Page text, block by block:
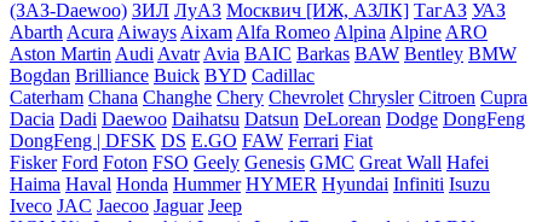
(ЗАЗ-Daewoo) ЗИЛ ЛуАЗ Москвич [ИЖ, АЗЛК] ТагАЗ УАЗ
Abarth Acura Aiways Aixam Alfa Romeo Alpina Alpine ARO
Aston Martin Audi Avatr Avia BAIC Barkas BAW Bentley BMW
Bogdan Brilliance Buick BYD Cadillac
Caterham Chana Changhe Chery Chevrolet Chrysler Citroen Cupra
Dacia Dadi Daewoo Daihatsu Datsun DeLorean Dodge DongFeng
DongFeng | DFSK DS E.GO FAW Ferrari Fiat
Fisker Ford Foton FSO Geely Genesis GMC Great Wall Hafei
Haima Haval Honda Hummer HYMER Hyundai Infiniti Isuzu
Iveco JAC Jaecoo Jaguar Jeep